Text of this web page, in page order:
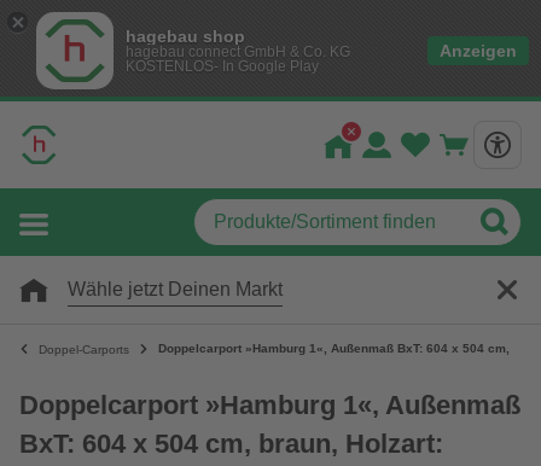
hagebau shop
hagebau connect GmbH & Co. KG
KOSTENLOS- In Google Play
Anzeigen
Wähle jetzt Deinen Markt
Doppel-Carports Doppelcarport »Hamburg 1«, Außenmaß BxT: 604 x 504 cm,
Doppelcarport »Hamburg 1«, Außenmaß
BxT: 604 x 504 cm, braun, Holzart: